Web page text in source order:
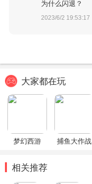
为什么闪退？
2023/6/2 19:53:17
大家都在玩
梦幻西游 捕鱼大作战
相关推荐